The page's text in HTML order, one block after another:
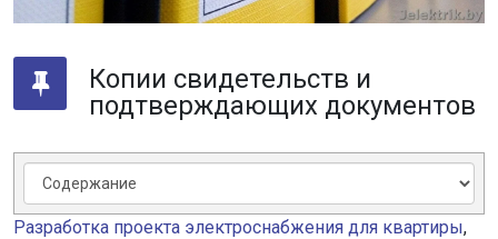
Копии свидетельств и
подтверждающих документов
Разработка проекта электроснабжения для квартиры,